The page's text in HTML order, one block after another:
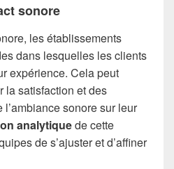
sonore
les établissements
dans lesquelles les clients
expérience. Cela peut
la satisfaction et des
l’ambiance sonore sur leur
analytiquede cette
de s’ajuster et d’affiner